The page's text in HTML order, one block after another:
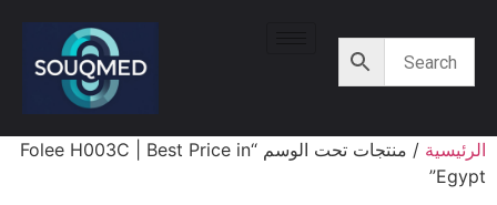
الرئيسية
/ منتجات تحت الوسم “Folee H003C | Best Price in
Egypt”